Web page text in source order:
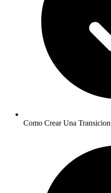
Como Crear Una Transicion